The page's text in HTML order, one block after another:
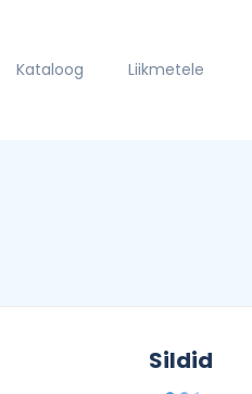
Kataloog Liikmetele
Sildid